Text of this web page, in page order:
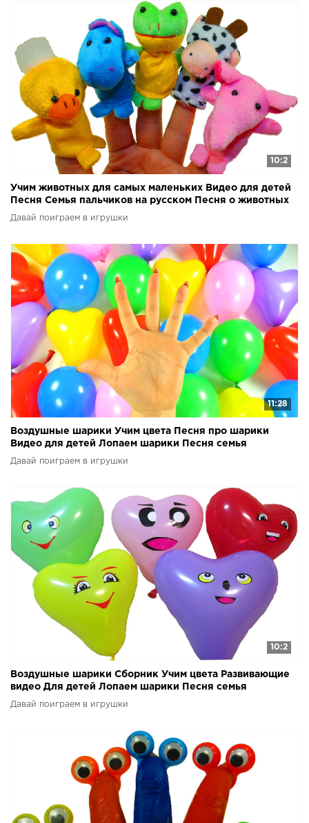
10:2
Учим животных для самых маленьких Видео для детей
Песня Семья пальчиков на русском Песня о животных
Давай поиграем в игрушки
11:28
Воздушные шарики Учим цвета Песня про шарики
Видео для детей Лопаем шарики Песня семья
пальчиков
Давай поиграем в игрушки
10:2
Воздушные шарики Сборник Учим цвета Развивающие
видео Для детей Лопаем шарики Песня семья
пальчиков
Давай поиграем в игрушки